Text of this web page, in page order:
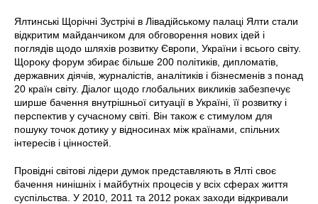
Ялтинські Щорічні Зустрічі в Лівадійському палаці Ялти стали
відкритим майданчиком для обговорення нових ідей і
поглядів щодо шляхів розвитку Європи, України і всього світу.
Щороку форум збирає більше 200 політиків, дипломатів,
державних діячів, журналістів, аналітиків і бізнесменів з понад
20 країн світу. Діалог щодо глобальних викликів забезпечує
ширше бачення внутрішньої ситуації в Україні, її розвитку і
перспектив у сучасному світі. Він також є стимулом для
пошуку точок дотику у відносинах між країнами, спільних
інтересів і цінностей.
Провідні світові лідери думок представляють в Ялті своє
бачення нинішніх і майбутніх процесів у всіх сферах життя
суспільства. У 2010, 2011 та 2012 роках заходи відкривали